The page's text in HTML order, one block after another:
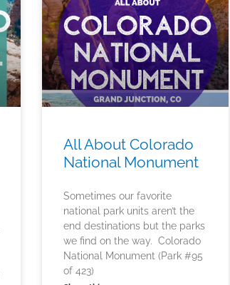
All About Colorado
National Monument
Sometimes our favorite
national park units aren’t the
end destinations but the parks
we find on the way. Colorado
National Monument (Park #95
of 423)